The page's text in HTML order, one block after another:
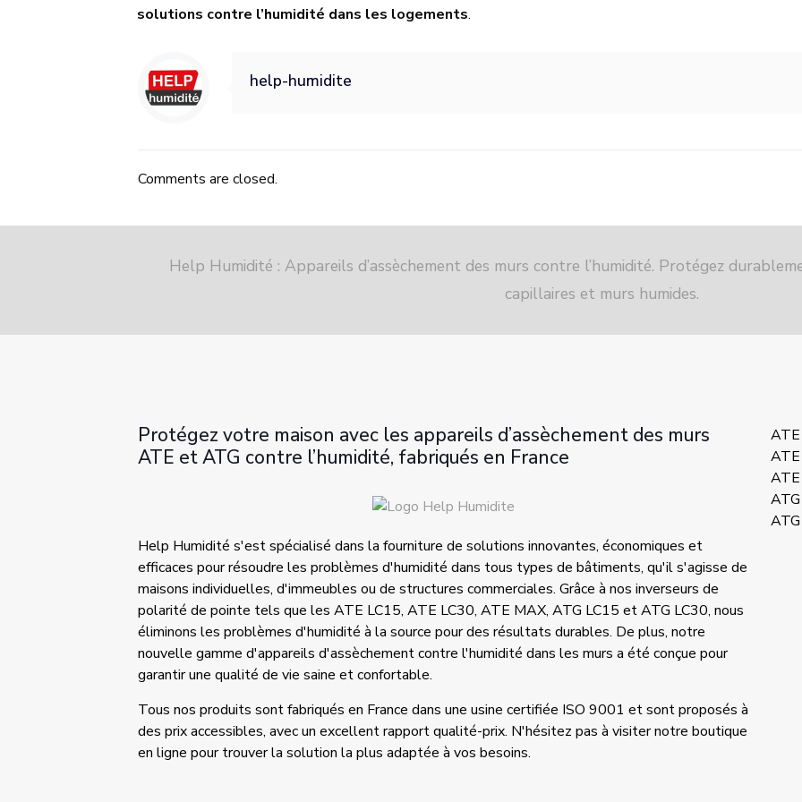
solutions contre l’humidité dans les logements.
help-humidite
Comments are closed.
Help Humidité : Appareils d’assèchement des murs contre l’humidité. Protégez
capillaires et murs humides.
Protégez votre maison avec les appareils d’assèchement des murs
ATE et ATG contre l’humidité, fabriqués en France
Help Humidité s'est spécialisé dans la fourniture de solutions innovantes, économiques et
efficaces pour résoudre les problèmes d'humidité dans tous types de bâtiments, qu'il s'agisse de
maisons individuelles, d'immeubles ou de structures commerciales. Grâce à nos inverseurs de
polarité de pointe tels que les ATE LC15, ATE LC30, ATE MAX, ATG LC15 et ATG LC30, nous
éliminons les problèmes d'humidité à la source pour des résultats durables. De plus, notre
nouvelle gamme d'appareils d'assèchement contre l'humidité dans les murs a été conçue pour
garantir une qualité de vie saine et confortable.
Tous nos produits sont fabriqués en France dans une usine certifiée ISO 9001 et sont proposés à
des prix accessibles, avec un excellent rapport qualité-prix. N'hésitez pas à visiter notre boutique
en ligne pour trouver la solution la plus adaptée à vos besoins.